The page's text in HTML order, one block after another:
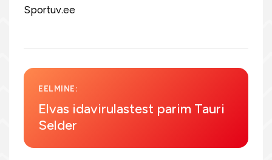
Sportuv.ee
EELMINE:
Elvas idavirulastest parim Tauri
Selder